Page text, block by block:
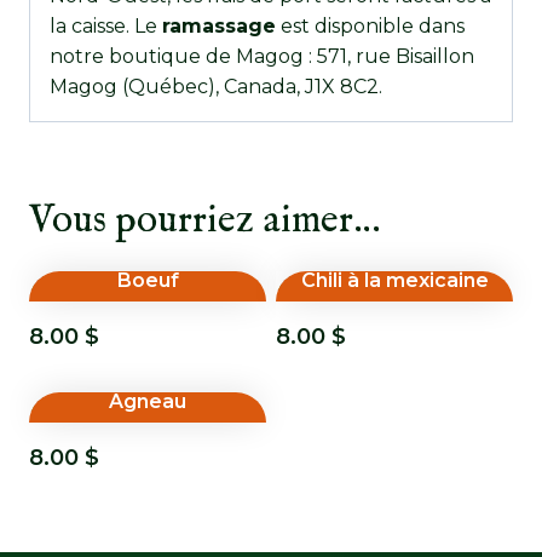
la caisse. Le ramassage est disponible dans
notre boutique de Magog : 571, rue Bisaillon
Magog (Québec), Canada, J1X 8C2.
Vous pourriez aimer…
Boeuf
8.00 $
Chili à la mexicaine
8.00 $
Agneau
8.00 $